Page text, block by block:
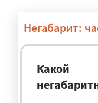
Негабарит:
Какой